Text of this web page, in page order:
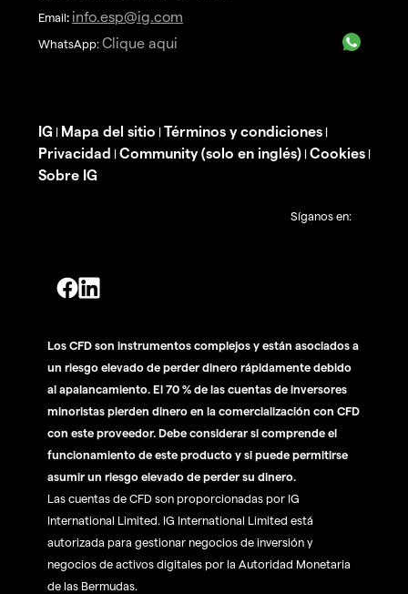
Email: info.esp@ig.com
WhatsApp: Clique aqui
IG | Mapa del sitio | Términos y condiciones |
Privacidad | Community (solo en inglés) | Cookies |
Sobre IG
Síganos en:
Los CFD son instrumentos complejos y están asociados a
un riesgo elevado de perder dinero rápidamente debido
al apalancamiento. El 70 % de las cuentas de inversores
minoristas pierden dinero en la comercialización con CFD
con este proveedor. Debe considerar si comprende el
funcionamiento de este producto y si puede permitirse
asumir un riesgo elevado de perder su dinero.
Las cuentas de CFD son proporcionadas por IG
International Limited. IG International Limited está
autorizada para gestionar negocios de inversión y
negocios de activos digitales por la Autoridad Monetaria
de las Bermudas.